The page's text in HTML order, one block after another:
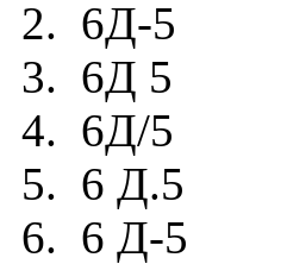
2. 6Д-5
3. 6Д 5
4. 6Д/5
5. 6 Д.5
6. 6 Д-5